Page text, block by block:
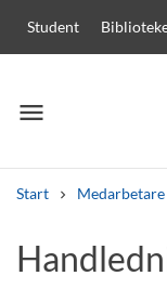
Student
menu
Meny
Start Medarbetare
Andra